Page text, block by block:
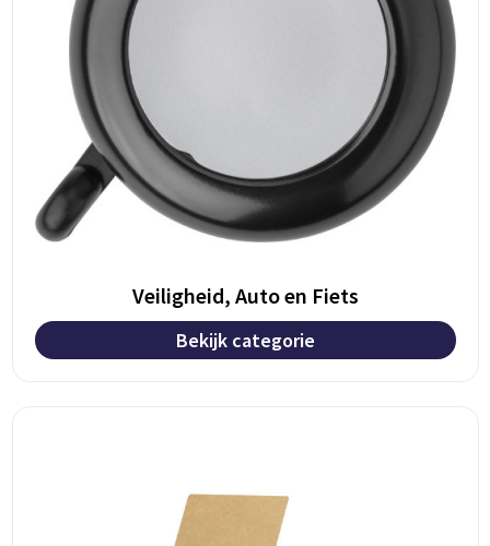
Veiligheid, Auto en Fiets
Bekijk categorie